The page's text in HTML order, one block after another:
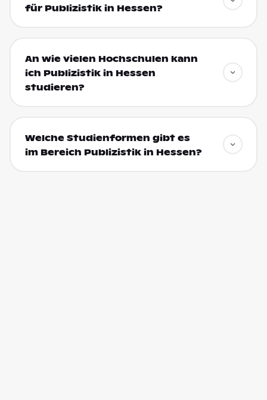
für Publizistik in Hessen?
An wie vielen Hochschulen kann
ich Publizistik in Hessen
studieren?
Welche Studienformen gibt es
im Bereich Publizistik in Hessen?